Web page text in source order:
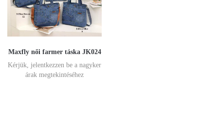
Maxfly női farmer táska JK024
Kérjük, jelentkezzen be a nagyker
árak megtekintéséhez